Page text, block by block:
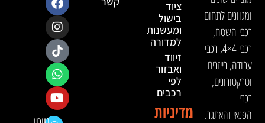
ומגוונים לתחום
רכבי השטח,
רכבי 4×4, רכבי
עבודה, רייזרים
וטרקטורונים,
רכבי
הפנאי והאתגר.
ציוד
בישול
ומעשנות
למדורה
זיווד
ואבזור
לפי
רכבים
מדיניות